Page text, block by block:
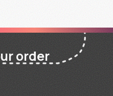
order